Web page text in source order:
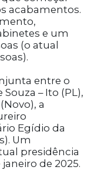
acabamentos.
e um
(o atual
entre o
– Ito (PL),
a
Egídio da
Um
presidência
de 2025.